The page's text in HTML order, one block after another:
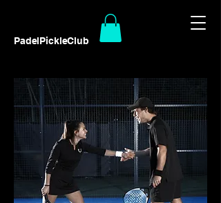
PadelPickleClub